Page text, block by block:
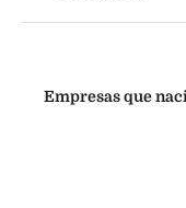
Empresas que